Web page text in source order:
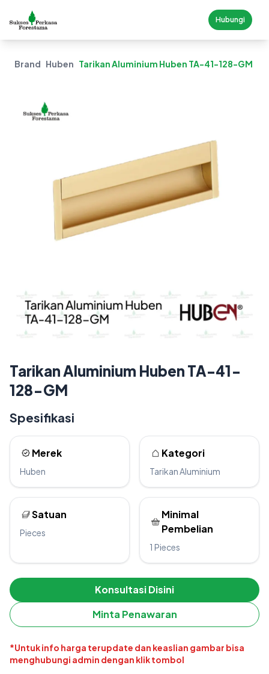
Hubungi
Brand Huben Tarikan Aluminium Huben TA-41-128-GM
Tarikan Aluminium Huben TA-41-
128-GM
Spesifikasi
Merek
Huben
Kategori
Tarikan Aluminium
Satuan
Pieces
Minimal
Pembelian
1 Pieces
Konsultasi Disini
Minta Penawaran
*Untuk info harga terupdate dan keaslian gambar bisa
menghubungi admin dengan klik tombol